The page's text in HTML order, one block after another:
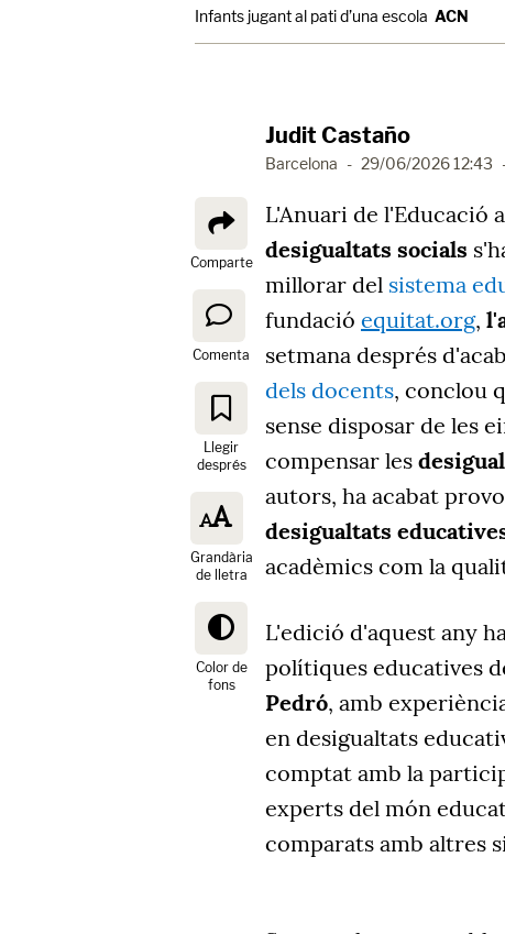
Infants jugant al pati d’una escola ACN
Judit Castaño
Barcelona - 29/06/2026 12:43
Comparte
Comenta
Llegir
després
Grandària
de lletra
Color de
fons
L'Anuari de l'Educació
desigualtats socials
millorar del sistema
fundació equitat.org,
setmana després
dels docents, conclou
sense disposar de les
compensar les
autors, ha acabat
desigualtats
acadèmics com la
L'edició d'aquest any
polítiques educatives
Pedró, amb
en desigualtats
comptat amb la
experts del món
comparats amb altres